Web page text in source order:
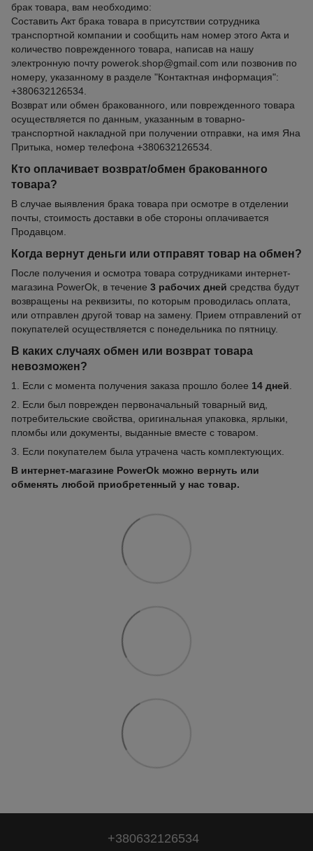
брак товара, вам необходимо:
Составить Акт брака товара в присутствии сотрудника
транспортной компании и сообщить нам номер этого Акта и
количество поврежденного товара, написав на нашу
электронную почту powerok.shop@gmail.com или позвонив по
номеру, указанному в разделе "Контактная информация":
+380632126534.
Возврат или обмен бракованного, или поврежденного товара
осуществляется по данным, указанным в товарно-
транспортной накладной при получении отправки, на имя Яна
Притыка, номер телефона +380632126534.
Кто оплачивает возврат/обмен бракованного
товара?
В случае выявления брака товара при осмотре в отделении
почты, стоимость доставки в обе стороны оплачивается
Продавцом.
Когда вернут деньги или отправят товар на обмен?
После получения и осмотра товара сотрудниками интернет-
магазина PowerOk, в течение 3 рабочих дней средства будут
возвращены на реквизиты, по которым проводилась оплата,
или отправлен другой товар на замену. Прием отправлений от
покупателей осуществляется с понедельника по пятницу.
В каких случаях обмен или возврат товара
невозможен?
1. Если с момента получения заказа прошло более 14 дней
2. Если был поврежден первоначальный товарный вид,
потребительские свойства, оригинальная упаковка, ярлыки,
пломбы или документы, выданные вместе с товаром.
3. Если покупателем была утрачена часть комплектующих.
В интернет-магазине PowerOk можно вернуть или
обменять любой приобретенный у нас товар.
+380632126534